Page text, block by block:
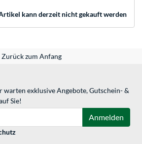
kann derzeit nicht gekauft werden
Zurück zum Anfang
warten exklusive Angebote, Gutschein- &
Sie!
Anmelden